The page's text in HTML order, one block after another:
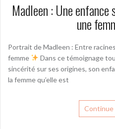
Madleen : Une
une
Portrait de Madleen : Entre
femme
Dans ce témoignage
sincérité sur ses origines, son
la femme qu’elle est
Continue